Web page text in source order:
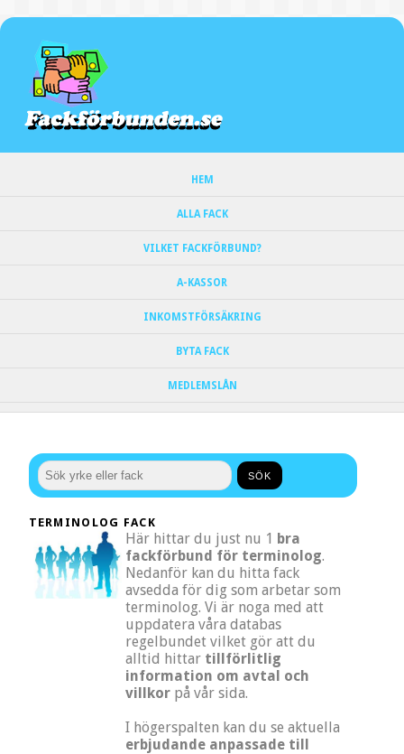
HEM
ALLA FACK
VILKET FACKFÖRBUND?
A-KASSOR
INKOMSTFÖRSÄKRING
BYTA FACK
MEDLEMSLÅN
TERMINOLOG FACK
Här hittar du just nu 1 bra
fackförbund för terminolog.
Nedanför kan du hitta fack
avsedda för dig som arbetar som
terminolog. Vi är noga med att
uppdatera våra databas
regelbundet vilket gör att du
alltid hittar tillförlitlig
information om avtal och
villkor på vår sida.
I högerspalten kan du se aktuella
erbjudande anpassade till